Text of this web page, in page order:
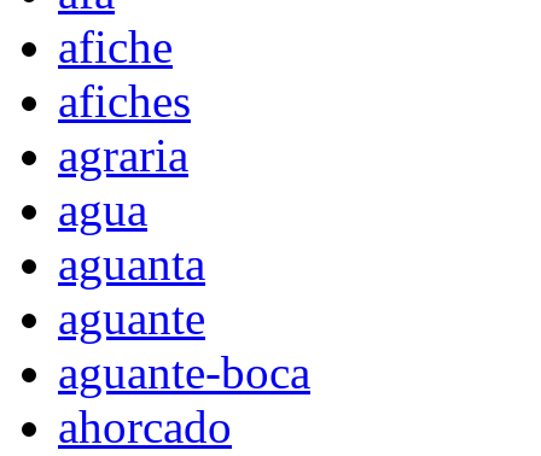
afiche
afiches
agraria
agua
aguanta
aguante
aguante-boca
ahorcado